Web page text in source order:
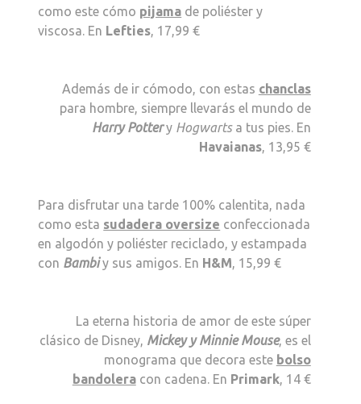
como este cómo pijama de poliéster y
viscosa. En Lefties, 17,99 €
Además de ir cómodo, con estas chanclas
para hombre, siempre llevarás el mundo de
Harry Pottery Hogwartsa tus pies. En
Havaianas, 13,95 €
Para disfrutar una tarde 100% calentita, nada
como esta sudadera oversize confeccionada
en algodón y poliéster reciclado, y estampada
con Bambiy sus amigos. En H&M, 15,99 €
La eterna historia de amor de este súper
clásico de Disney, Mickey y Minnie Mouse, es el
monograma que decora este bolso
bandoleracon cadena. En Primark, 14 €